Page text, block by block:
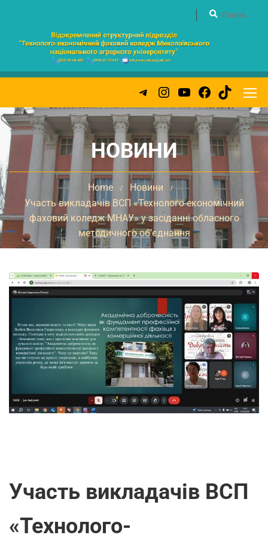
НОВИНИ
Home
Новини
Участь викладачів ВСП «Технолого-економічний
фаховий коледж МНАУ» у засіданні обласного
методичного об’єднання
Участь викладачів ВСП
«Технолого-